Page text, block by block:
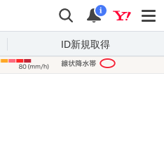
検索 通知
i
ID新規取得